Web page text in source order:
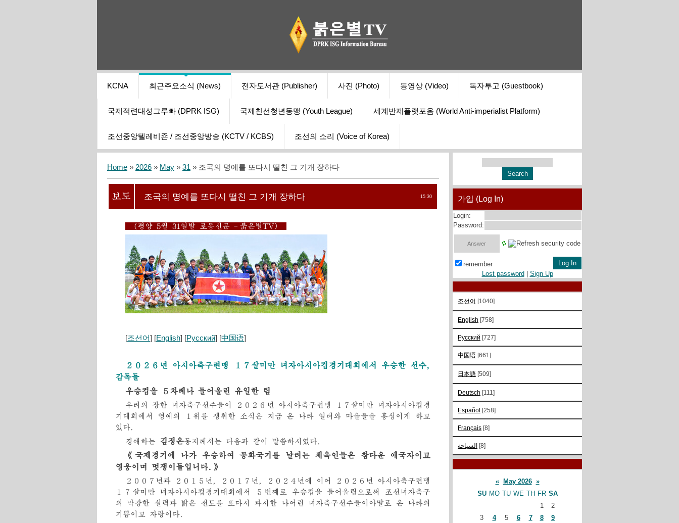
KCNA 최근주요소식 (News) 전자도서관 (Publisher) 사진 (Photo) 동영상 (Video) 독자투고 (Guestbook)
국제적련대성그루빠 (DPRK ISG) 국제친선청년동맹 (Youth League) 세계반제플랫포옴 (World Anti-imperialist Platform)
조선중앙텔레비죤 / 조선중앙방송 (KCTV / KCBS) 조선의 소리 (Voice of Korea)
Home » 2026 » May » 31 » 조국의 명예를 또다시 떨친 그 기개 장하다
15:30
조국의 명예를 또다시 떨친 그 기개 장하다
(평양 5월 31일발 로동신문 - 붉은별TV)
[조선어] [English] [Русский] [中国语]
２０２６년 아시아축구련맹 １７살미만 녀자아시아컵경기대회에서 우승한 선수,
감독들
우승컵을 ５차례나 들어올린 유일한 팀
우리의 장한 녀자축구선수들이 ２０２６년 아시아축구련맹 １７살미만 녀자아시아컵경
기대회에서 영예의 １위를 쟁취한 소식은 지금 온 나라 일터와 마을들을 흥성이게 하고
있다.
경애하는 김정은동지께서는 다음과 같이 말씀하시였다.
《국제경기에 나가 우승하여 공화국기를 날리는 체육인들은 참다운 애국자이고
영웅이며 멋쟁이들입니다.》
２００７년과 ２０１５년, ２０１７년, ２０２４년에 이어 ２０２６년 아시아축구련맹
１７살미만 녀자아시아컵경기대회에서 ５번째로 우승컵을 들어올림으로써 조선녀자축구
의 막강한 실력과 밝은 전도를 또다시 과시한 나어린 녀자축구선수들이야말로 온 나라의
기쁨이고 자랑이다.
가입 (Log In)
Login:
Password:
remember
Lost password
Sign Up
조선어 [1040]
English [758]
Русский [727]
中国语 [661]
日本語 [509]
Deutsch [111]
Español [258]
Français [8]
السياحة [8]
« May 2026 »
SU MO TU WE TH FR SA
1
2
3
4 5 6 7 8
9